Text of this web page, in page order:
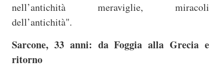
nell’antichità meraviglie, miracoli
dell’antichità".
Sarcone, 33 anni: da Foggia alla Grecia e
ritorno